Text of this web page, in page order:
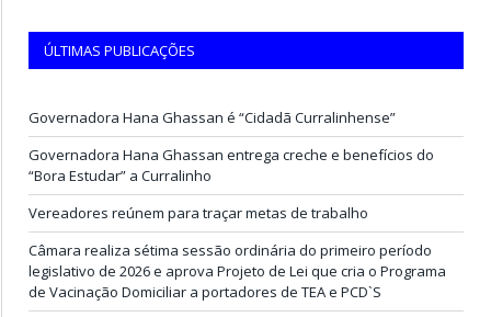
ÚLTIMAS PUBLICAÇÕES
Governadora Hana Ghassan é “Cidadã Curralinhense”
Governadora Hana Ghassan entrega creche e benefícios do
“Bora Estudar” a Curralinho
Vereadores reúnem para traçar metas de trabalho
Câmara realiza sétima sessão ordinária do primeiro período
legislativo de 2026 e aprova Projeto de Lei que cria o Programa
de Vacinação Domiciliar a portadores de TEA e PCD`S